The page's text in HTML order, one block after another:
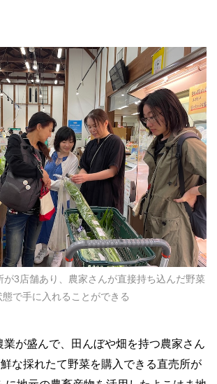
が3店舗あり、農家さんが直接持ち込んだ野菜
で手に入れることができる
業が盛んで、田んぼや畑を持つ農家さん
な採れたて野菜を購入できる直売所が